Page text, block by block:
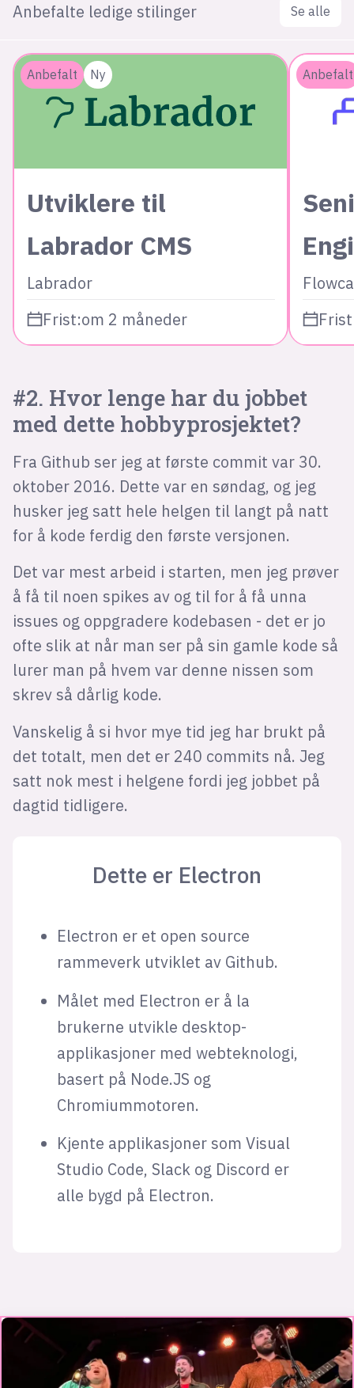
Anbefalte ledige stilinger Se alle
Anbefalt Ny
Utviklere til
Labrador CMS
Labrador
Frist:om 2 måneder
Anbefalt
#2. Hvor lenge har du jobbet
med dette hobbyprosjektet?
Fra Github ser jeg at første commit var 30.
oktober 2016. Dette var en søndag, og jeg
husker jeg satt hele helgen til langt på natt
for å kode ferdig den første versjonen.
Det var mest arbeid i starten, men jeg prøver
å få til noen spikes av og til for å få unna
issues og oppgradere kodebasen - det er jo
ofte slik at når man ser på sin gamle kode så
lurer man på hvem var denne nissen som
skrev så dårlig kode.
Vanskelig å si hvor mye tid jeg har brukt på
det totalt, men det er 240 commits nå. Jeg
satt nok mest i helgene fordi jeg jobbet på
dagtid tidligere.
Dette er Electron
Electron er et open source
rammeverk utviklet av Github.
Målet med Electron er å la
brukerne utvikle desktop-
applikasjoner med webteknologi,
basert på Node.JS og
Chromiummotoren.
Kjente applikasjoner som Visual
Studio Code, Slack og Discord er
alle bygd på Electron.